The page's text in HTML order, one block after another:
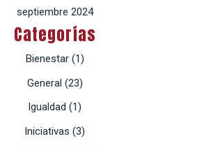
septiembre 2024
Categorías
Bienestar(1)
General (23)
Igualdad (1)
Iniciativas (3)